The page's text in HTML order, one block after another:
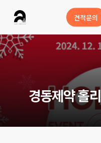
main
content
견적문의
경동제약홀리